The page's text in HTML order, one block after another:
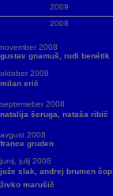
2009
2008
november 2008
gustav gnamuš, rudi benétik
oktober 2008
milan erič
septemeber 2008
natalija šeruga, nataša ribič
avgust 2008
france gruden
junij, julij 2008
jože slak, andrej brumen čop,
živko marušič